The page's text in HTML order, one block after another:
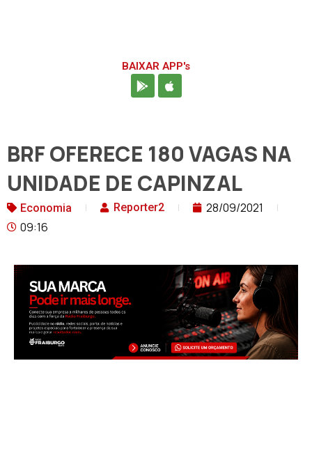
BAIXAR APP's
BRF OFERECE 180 VAGAS NA
UNIDADE DE CAPINZAL
Economia Reporter2
28/09/2021
09:16